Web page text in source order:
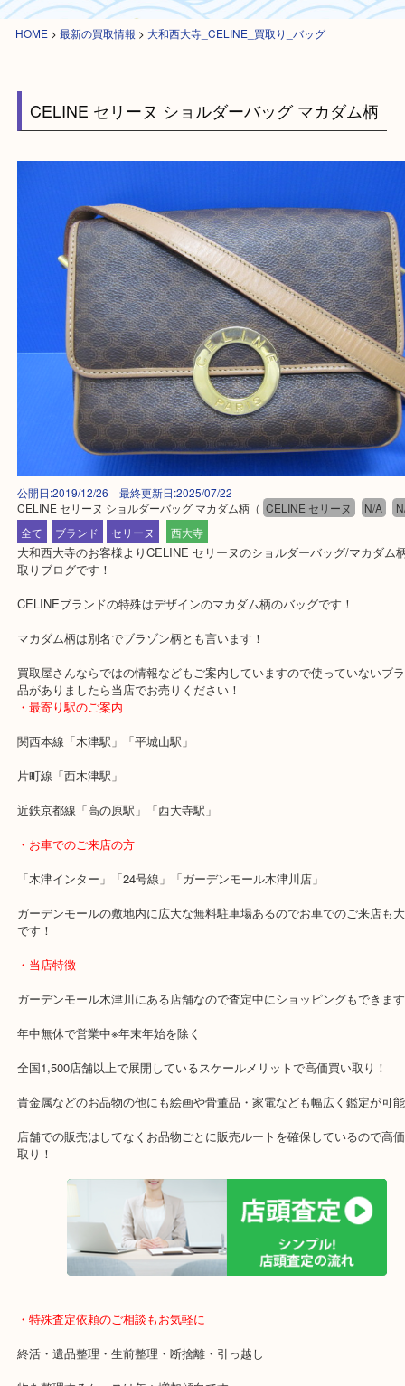
HOME
CELINE セリーヌ ショルダーバッグ マカダム柄（ CELINE セリーヌ
ブランド セリーヌ 西大寺
大和西大寺のお客様よりCELINE セリーヌのショルダーバッグ/マ
取りブログです！
CELINEブランドの特殊はデザインのマカダム柄のバッグです！
マカダム柄は別名でブラゾン柄とも言います！
買取屋さんならではの情報などもご案内していますので使っていな
・最寄り駅のご案内
関西本線「木津駅」「平城山駅」
片町線「西木津駅」
近鉄京都線「高の原駅」「西大寺駅」
・お車でのご来店の方
「木津インター」「24号線」「ガーデンモール木津川店」
ガーデンモールの敷地内に広大な無料駐車場あるのでお車でのご来
です！
・当店特徴
ガーデンモール木津川にある店舗なので査定中にショッピングもで
全国1,500店舗以上で展開しているスケールメリットで高価買い取
貴金属などのお品物の他にも絵画や骨董品・家電なども幅広く鑑定
店舗での販売はしてなくお品物ごとに販売ルートを確保しているの